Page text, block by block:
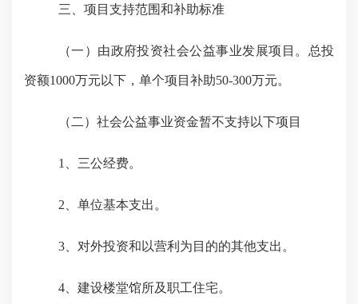
三、项目支持范围和补助标准
（一）由政府投资社会公益事业发展项目。总投
资额1000万元以下，单个项目 补助50-300万元。
（二）社会公益事业资金暂不支持以下项目
1、三公经费。
2、单位基本支出。
3、对外投资和以营利为目的的其他支出。
4、建设楼堂馆所及职工住宅。